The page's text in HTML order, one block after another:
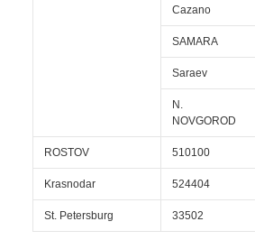
Cazano
SAMARA
Saraev
N.
NOVGOROD
ROSTOV 510100
Krasnodar 524404
St. Petersburg 33502